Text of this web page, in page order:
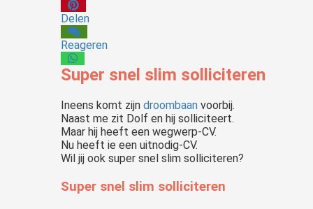
Delen
Reageren
Super snel slim solliciteren
Ineens komt zijn droombaan voorbij.
Naast me zit Dolf en hij solliciteert.
Maar hij heeft een wegwerp-CV.
Nu heeft ie een uitnodig-CV.
Wil jij ook super snel slim solliciteren?
Super snel slim solliciteren